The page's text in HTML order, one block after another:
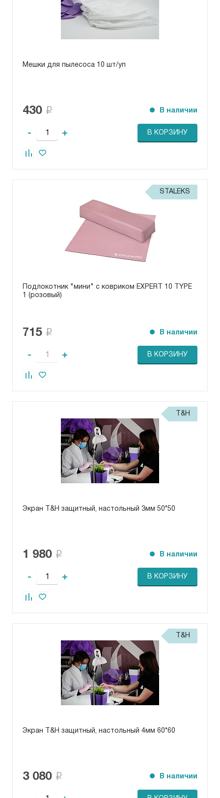
Мешки для пылесоса 10 шт/уп
430 В наличии
- + В КОРЗИНУ
STALEKS
Подлокотник "мини" с ковриком EXPERT 10 TYPE
1 (розовый)
715 В наличии
- + В КОРЗИНУ
T&H
Экран T&H защитный, настольный 3мм 50*50
1 980 В наличии
- + В КОРЗИНУ
T&H
Экран T&H защитный, настольный 4мм 60*60
3 080 В наличии